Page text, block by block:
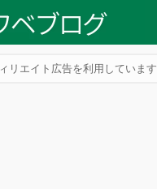
リエイト広告を利用しています